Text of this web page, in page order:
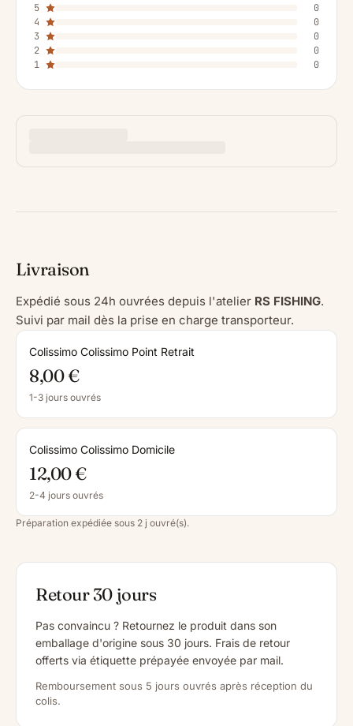
5
0
4
0
3
0
2
0
1
0
Livraison
Expédié sous 24h ouvrées depuis l'atelier RS FISHING.
Suivi par mail dès la prise en charge transporteur.
Colissimo Colissimo Point Retrait
8,00 €
1-3 jours ouvrés
Colissimo Colissimo Domicile
12,00 €
2-4 jours ouvrés
Préparation expédiée sous 2 j ouvré(s).
Retour 30 jours
Pas convaincu ? Retournez le produit dans son
emballage d'origine sous 30 jours. Frais de retour
offerts via étiquette prépayée envoyée par mail.
Remboursement sous 5 jours ouvrés après réception du
colis.